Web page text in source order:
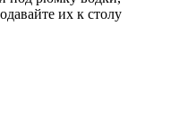
их к столу